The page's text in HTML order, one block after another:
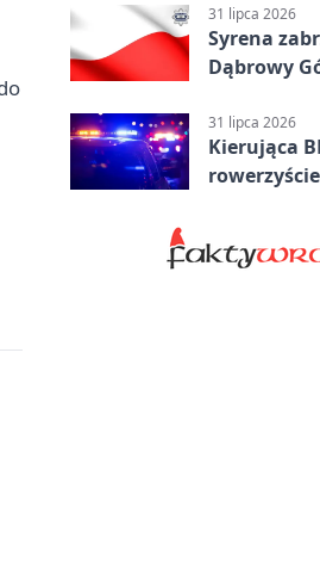
31 lipca 2026
Syrena
Dąbrowy
31 lipca 2026
Kierująca